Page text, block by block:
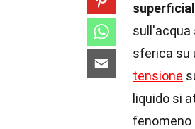
sull'acqua
sferica su
tensione
liquido si
fenomeno